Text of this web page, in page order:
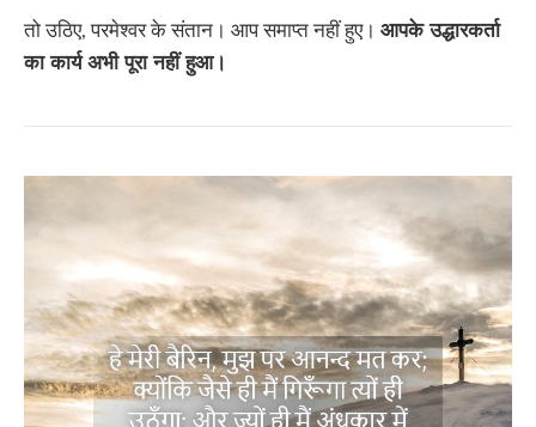
तो उठिए, परमेश्वर के संतान। आप समाप्त नहीं हुए। आपके उद्धारकर्ता
का कार्य अभी पूरा नहीं हुआ।